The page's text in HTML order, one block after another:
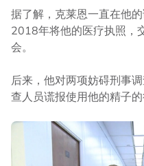
据了解，克莱恩一直在他
2018年将他的医疗执照，
会。
后来，他对两项妨碍刑事
查人员谎报使用他的精子的